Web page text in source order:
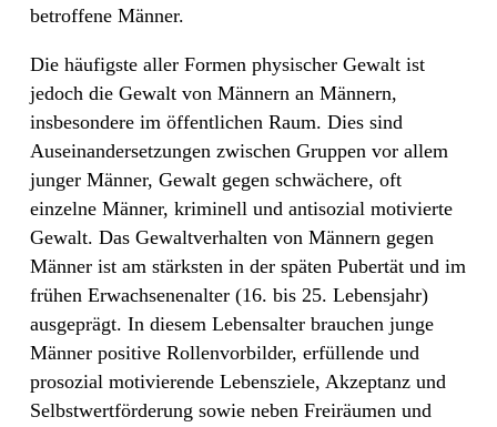
betroffene Männer.
Die häufigste aller Formen physischer Gewalt ist
jedoch die Gewalt von Männern an Männern,
insbesondere im öffentlichen Raum. Dies sind
Auseinandersetzungen zwischen Gruppen vor allem
junger Männer, Gewalt gegen schwächere, oft
einzelne Männer, kriminell und antisozial motivierte
Gewalt. Das Gewaltverhalten von Männern gegen
Männer ist am stärksten in der späten Pubertät und im
frühen Erwachsenenalter (16. bis 25. Lebensjahr)
ausgeprägt. In diesem Lebensalter brauchen junge
Männer positive Rollenvorbilder, erfüllende und
prosozial motivierende Lebensziele, Akzeptanz und
Selbstwertförderung sowie neben Freiräumen und